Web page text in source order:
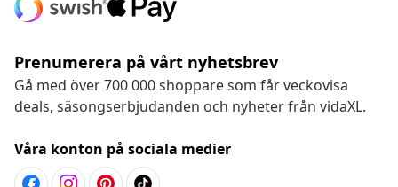
Prenumerera på vårt nyhetsbrev
Gå med över 700 000 shoppare som får veckovisa
deals, säsongserbjudanden och nyheter från vidaXL.
Våra konton på sociala medier